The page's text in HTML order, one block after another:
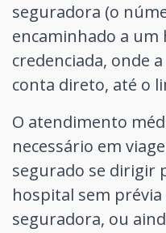
seguradora (o
encaminhado a um
credenciada, onde
conta direto, até o
O atendimento
necessário em
segurado se dirigir
hospital sem
seguradora, ou